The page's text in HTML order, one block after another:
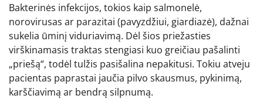
Bakterinės infekcijos, tokios kaip salmonelė,
norovirusas ar parazitai (pavyzdžiui, giardiazė), dažnai
sukelia ūminį viduriavimą. Dėl šios priežasties
virškinamasis traktas stengiasi kuo greičiau pašalinti
„priešą“, todėl tulžis pasišalina nepakitusi. Tokiu atveju
pacientas paprastai jaučia pilvo skausmus, pykinimą,
karščiavimą ar bendrą silpnumą.